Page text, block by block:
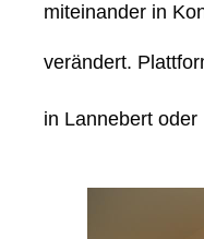
miteinander in
verändert.
in Lannebert oder